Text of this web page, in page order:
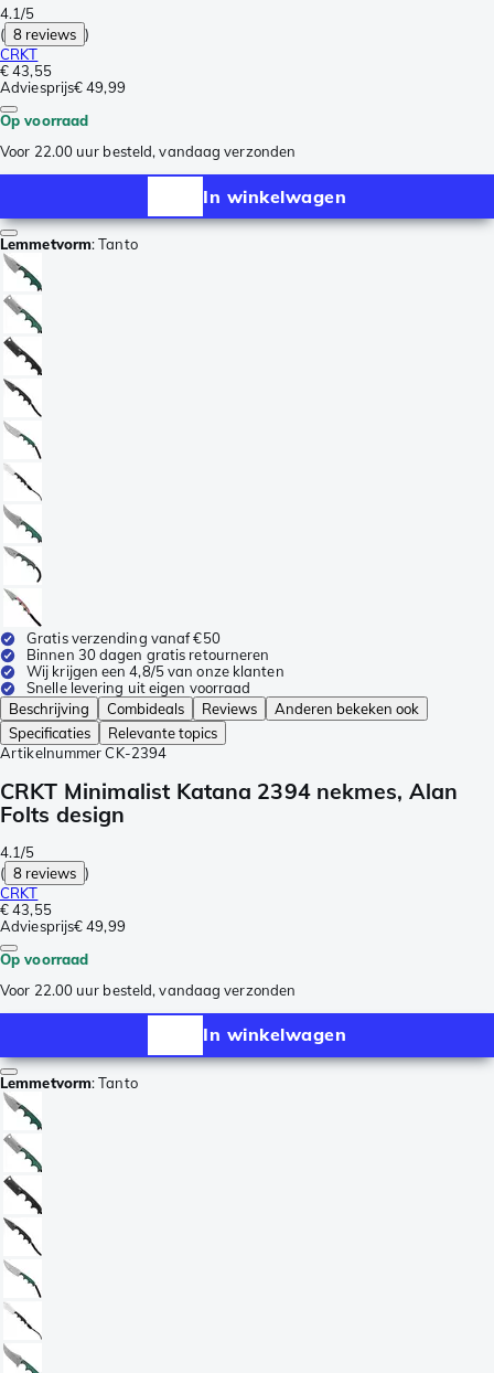
4.1/5
( 8 reviews )
CRKT
€ 43,55
Adviesprijs€ 49,99
Op voorraad
Voor 22.00 uur besteld, vandaag verzonden
In winkelwagen
Lemmetvorm:Tanto
Gratis verzending vanaf €50
Binnen 30 dagen gratis retourneren
Wij krijgen een 4,8/5 van onze klanten
Snelle levering uit eigen voorraad
Beschrijving
Combideals Reviews
Anderen bekeken ook
Specificaties
Relevante topics
Artikelnummer CK-2394
CRKT Minimalist Katana 2394 nekmes, Alan
Folts design
4.1/5
( 8 reviews )
CRKT
€ 43,55
Adviesprijs€ 49,99
Op voorraad
Voor 22.00 uur besteld, vandaag verzonden
In winkelwagen
Lemmetvorm:Tanto